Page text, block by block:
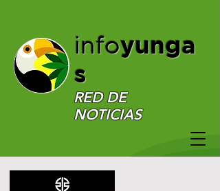
infoyunga
s
RED DE
NOTICIAS